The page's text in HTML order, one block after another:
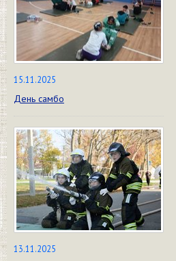
15.11.2025
День самбо
13.11.2025